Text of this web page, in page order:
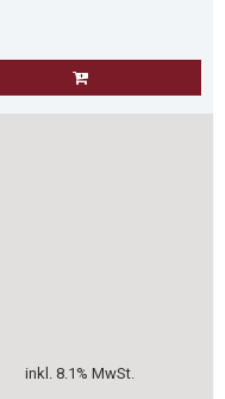
inkl. 8.1% MwSt.